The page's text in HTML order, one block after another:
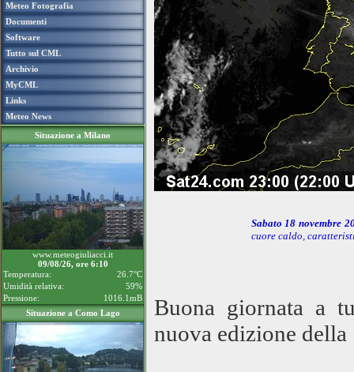
Meteo Fotografia
Documenti
Software
Tutto sul CML
Archivio
MyCML
Links
Meteo News
Situazione a Milano
www.meteogiuliacci.it
09/08/26, ore 6:10
Temperatura:
26.7°C
Umidità relativa:
59%
Pressione:
1016.1mB
Situazione a Como Lago
Sabato 18 novembre
cuore caldo,
Buona giornata a
nuova edizione della